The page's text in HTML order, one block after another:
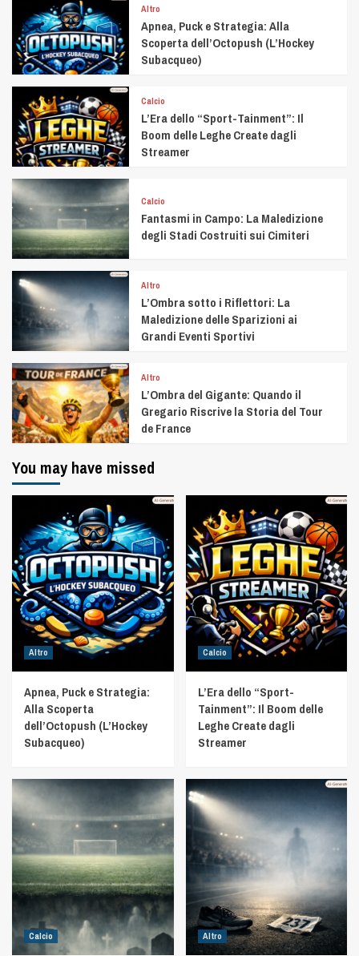
Altro
Apnea, Puck e Strategia: Alla
Scoperta dell’Octopush (L’Hockey
Subacqueo)
Calcio
L’Era dello “Sport-Tainment”: Il
Boom delle Leghe Create dagli
Streamer
Calcio
Fantasmi in Campo: La Maledizione
degli Stadi Costruiti sui Cimiteri
Altro
L’Ombra sotto i Riflettori: La
Maledizione delle Sparizioni ai
Grandi Eventi Sportivi
Altro
L’Ombra del Gigante: Quando il
Gregario Riscrive la Storia del Tour
de France
You may have missed
Altro
Apnea, Puck e Strategia:
Alla Scoperta
dell’Octopush (L’Hockey
Subacqueo)
Calcio
L’Era dello “Sport-
Tainment”: Il Boom delle
Leghe Create dagli
Streamer
Calcio Altro